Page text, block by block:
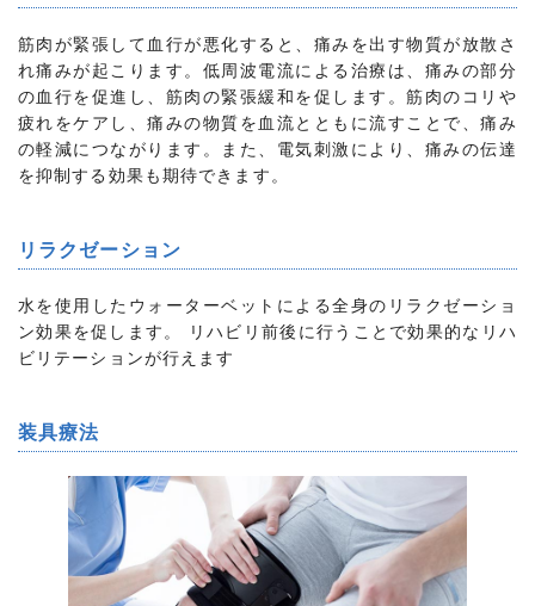
筋肉が緊張して血行が悪化すると、痛みを出す物質が放散さ
れ痛みが起こります。低周波電流による治療は、痛みの部分
の血行を促進し、筋肉の緊張緩和を促します。筋肉のコリや
疲れをケアし、痛みの物質を血流とともに流すことで、痛み
の軽減につながります。また、電気刺激により、痛みの伝達
を抑制する効果も期待できます。
リラクゼーション
水を使用したウォーターベットによる全身のリラクゼーショ
ン効果を促します。 リハビリ前後に行うことで効果的なリハ
ビリテーションが行えます
装具療法